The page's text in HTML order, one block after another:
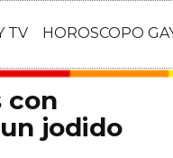
TV HOROSCOPO
con
un jodido